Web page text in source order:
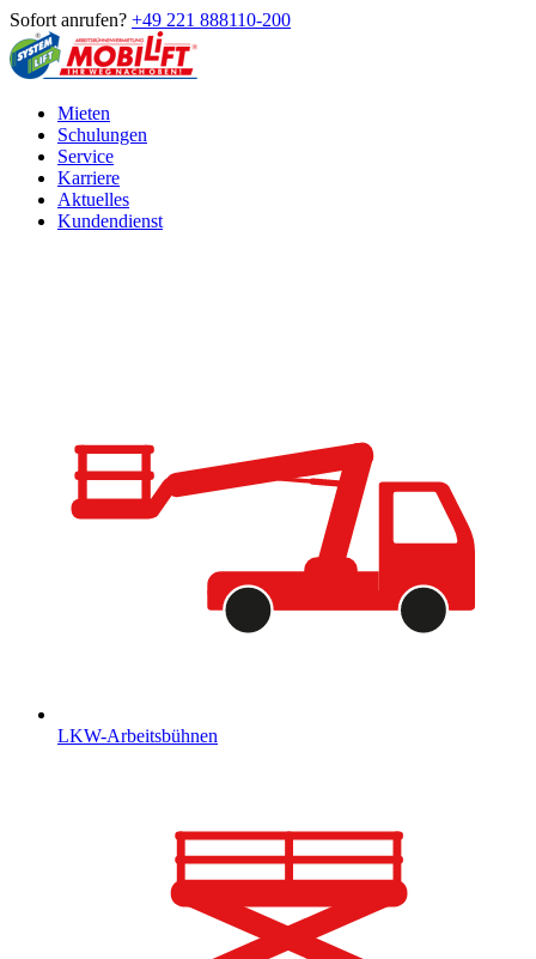
Sofort anrufen? +49 221 888110-200
Mieten
Schulungen
Service
Karriere
Aktuelles
Kundendienst
LKW-Arbeitsbühnen